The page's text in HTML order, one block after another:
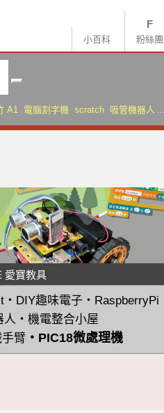
小百科 粉絲團
A1 電腦割字機 scratch 吸管機器人
愛寶教具
・ DIY趣味電子 ・ RaspberryPi
人 ・ 機電整合小屋
臂 ・ PIC18微處理機